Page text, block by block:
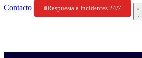
Contacto
Respuesta a Incidentes 24/7